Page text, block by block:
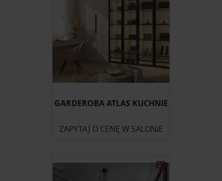
GARDEROBA ATLAS KUCHNIE
ZAPYTAJ O CENĘ W SALONIE